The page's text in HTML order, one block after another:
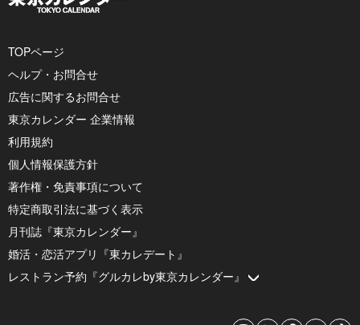
TOPページ
ヘルプ・お問合せ
広告に関するお問合せ
東京カレンダー 企業情報
利用規約
個人情報保護方針
著作権・免責事項について
特定商取引法に基づく表示
月刊誌『東京カレンダー』
婚活・恋活アプリ『東カレデート』
レストラン予約『グルカレby東京カレンダー』